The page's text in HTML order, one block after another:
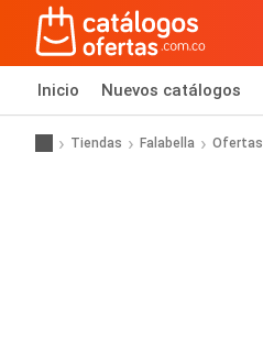
Inicio Nuevos catálogos
Tiendas Falabella Ofertas